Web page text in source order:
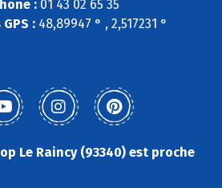
: 01 43 02 65 35
:48,89947 ° , 2,517231 °
Le Raincy (93340) est proche